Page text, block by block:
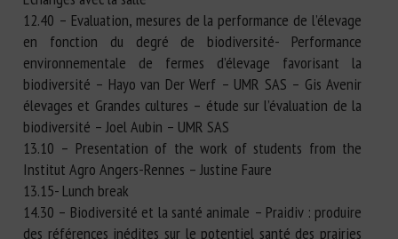
12.40 – Evaluation, mesures de la performance de l’élevage
en fonction du degré de biodiversité- Performance
environnementale de fermes d’élevage favorisant la
biodiversité – Hayo van Der Werf – UMR SAS – Gis Avenir
élevages et Grandes cultures – étude sur l’évaluation de la
biodiversité – Joel Aubin – UMR SAS
13.10 – Presentation of the work of students from the
Institut Agro Angers-Rennes – Justine Faure
13.15- Lunch break
14.30 – Biodiversité et la santé animale – Praidiv : produire
des références inédites sur le potentiel santé des prairies